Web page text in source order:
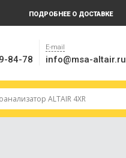
ПОДРОБНЕЕ О ДОСТАВКЕ
84-78
E-mail
info@msa-altair.ru